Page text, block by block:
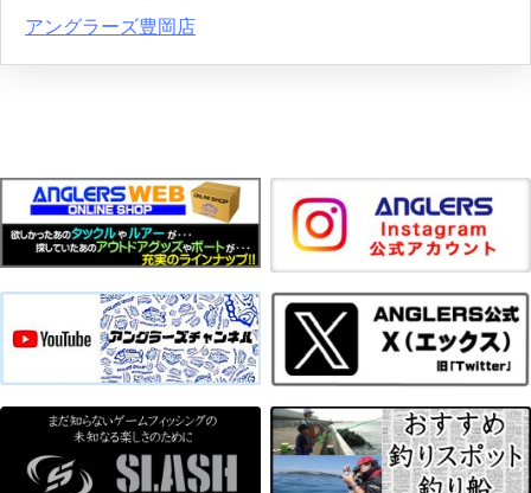
アングラーズ豊岡店